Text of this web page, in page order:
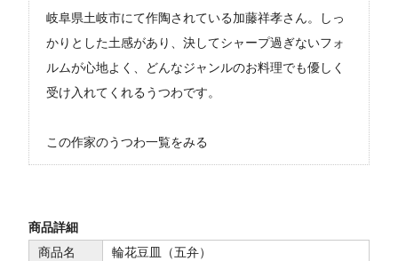
岐阜県土岐市にて作陶されている加藤祥孝さん。しっ
かりとした土感があり、決してシャープ過ぎないフォ
ルムが心地よく、どんなジャンルのお料理でも優しく
受け入れてくれるうつわです。
この作家のうつわ一覧をみる
商品詳細
商品名
輪花豆皿（五弁）